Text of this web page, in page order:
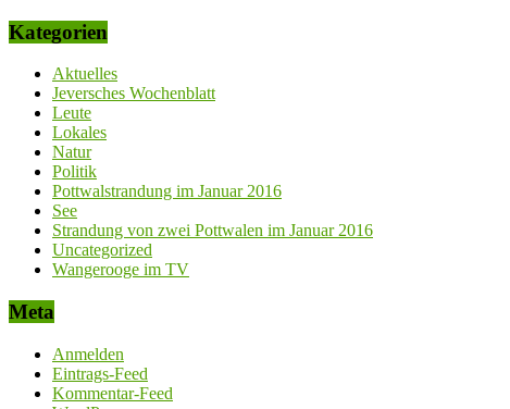
Kategorien
Aktuelles
Jeversches Wochenblatt
Leute
Lokales
Natur
Politik
Pottwalstrandung im Januar 2016
See
Strandung von zwei Pottwalen im Januar 2016
Uncategorized
Wangerooge im TV
Meta
Anmelden
Eintrags-Feed
Kommentar-Feed